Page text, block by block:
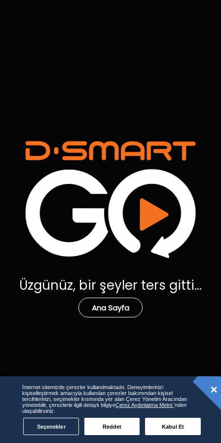
Üzgünüz, bir şeyler ters gitti...
Ana Sayfa
İnternet sitemizde çerezler kullanılmaktadır. Deneyimlerinizi
kişiselleştirmek amacıyla kullanılan çerezler bakımından kişisel
tercihlerinizi, seçenekler kısmında yer alan Çerez Yönetim Aracından
yönetebilir, çerezlerle ilgili detaylı bilgiyeÇerez Aydınlatma Metni’nden
ulaşabilirsiniz.
Seçenekler Reddet Kabul Et